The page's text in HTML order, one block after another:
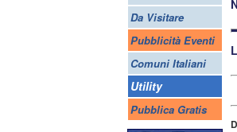
Da Visitare
Pubblicità Eventi
Comuni Italiani
Utility
Pubblica Gratis